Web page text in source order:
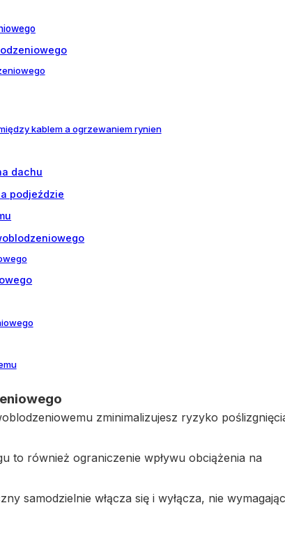
kablem a ogrzewaniem rynien
dachu
podjeździe
zminimalizujesz ryzyko
to również ograniczenie wpływu obciążenia na
samodzielnie włącza się i wyłącza, nie wymagając